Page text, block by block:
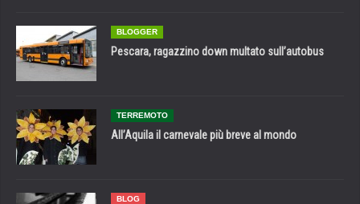
BLOGGER
Pescara, ragazzino down multato sull’autobus
TERREMOTO
All’Aquila il carnevale più breve al mondo
BLOG